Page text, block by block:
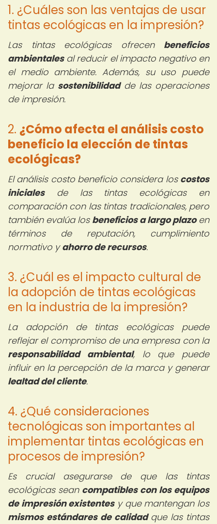
1. ¿Cuáles son las ventajas de usar
tintas ecológicas en la impresión?
Las tintas ecológicas ofrecen beneficios
ambientalesal reducir el impacto negativo en
el medio ambiente. Además, su uso puede
mejorar la sostenibilidadde las operaciones
de impresión.
2. ¿Cómo afecta el análisis costo
beneficio la elección de tintas
ecológicas?
El análisis costo beneficio considera los costos
inicialesde las tintas ecológicas en
comparación con las tintas tradicionales, pero
también evalúa los beneficios a largo plazoen
términos de reputación, cumplimiento
normativo yahorro de recursos.
3. ¿Cuál es el impacto cultural de
la adopción de tintas ecológicas
en la industria de la impresión?
La adopción de tintas ecológicas puede
reflejar el compromiso de una empresa con la
responsabilidad ambiental, lo que puede
influir en la percepción de la marca y generar
lealtad del cliente.
4. ¿Qué consideraciones
tecnológicas son importantes al
implementar tintas ecológicas en
procesos de impresión?
Es crucial asegurarse de que las tintas
ecológicas sean compatibles con los equipos
de impresión existentesy que mantengan los
mismos estándares de calidadque las tintas